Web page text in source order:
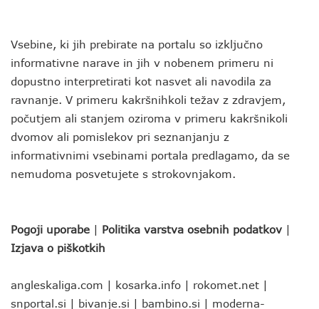
Vsebine, ki jih prebirate na portalu so izključno
informativne narave in jih v nobenem primeru ni
dopustno interpretirati kot nasvet ali navodila za
ravnanje. V primeru kakršnihkoli težav z zdravjem,
počutjem ali stanjem oziroma v primeru kakršnikoli
dvomov ali pomislekov pri seznanjanju z
informativnimi vsebinami portala predlagamo, da se
nemudoma posvetujete s strokovnjakom.
Pogoji uporabe | Politika varstva osebnih podatkov |
Izjava o piškotkih
angleskaliga.com | kosarka.info | rokomet.net |
snportal.si | bivanje.si | bambino.si | moderna-